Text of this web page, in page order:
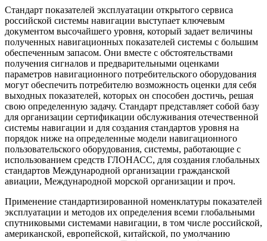
Стандарт показателей эксплуатации открытого сервиса
российской системы навигации выступает ключевым
документом высочайшего уровня, который задает величины
полученных навигационных показателей системы с большим
обеспеченным запасом. Они вместе с обстоятельствами
получения сигналов и предварительными оценками
параметров навигационного потребительского оборудования
могут обеспечить потребителю возможность оценки для себя
выходных показателей, которых он способен достичь, решая
свою определенную задачу. Стандарт представляет собой базу
для организации сертификации обслуживания отечественной
системы навигации и для создания стандартов уровня на
порядок ниже на определенные модели навигационного
пользовательского оборудования, системы, работающие с
использованием средств ГЛОНАСС, для создания глобальных
стандартов Международной организации гражданской
авиации, Международной морской организации и проч.
Применение стандартизированной номенклатуры показателей
эксплуатации и методов их определения всеми глобальными
спутниковыми системами навигации, в том числе российской,
американской, европейской, китайской, по умолчанию